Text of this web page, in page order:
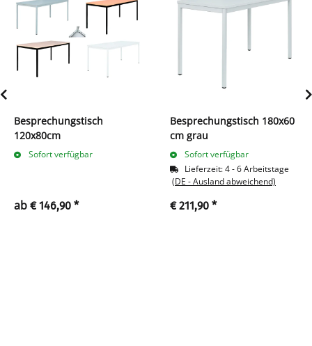
Besprechungstisch
120x80cm
Sofort verfügbar
ab € 146,90 *
Besprechungstisch 180x60
cm grau
Sofort verfügbar
Lieferzeit:4 - 6 Arbeitstage
(DE - Ausland abweichend)
€ 211,90 *